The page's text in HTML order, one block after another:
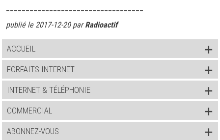
publié le 2017-12-20 parRadioactif
ACCUEIL
FORFAITS INTERNET
INTERNET & TÉLÉPHONIE
COMMERCIAL
ABONNEZ-VOUS